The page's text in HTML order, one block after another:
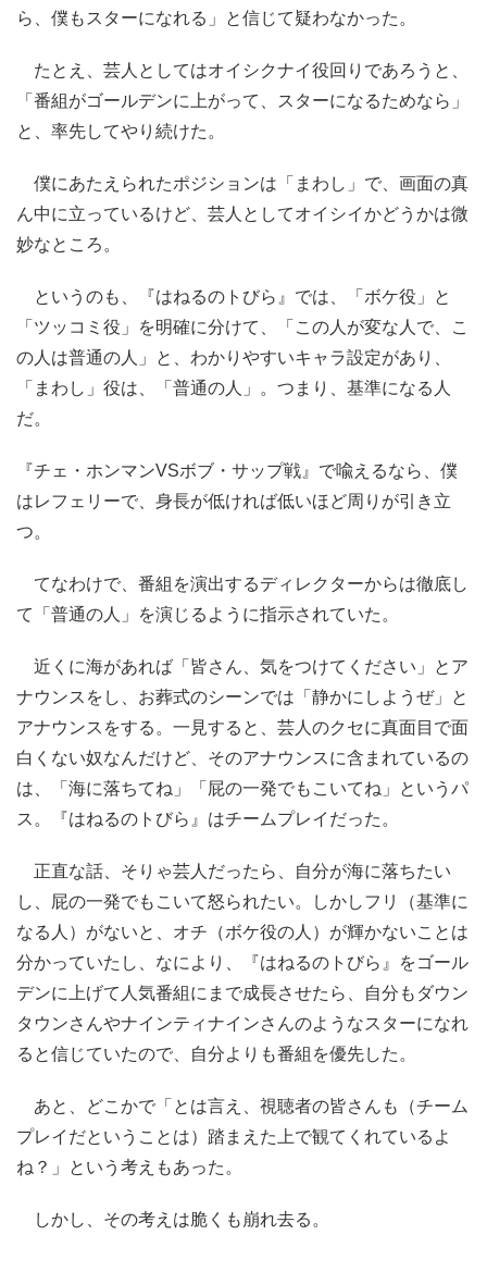
ら、僕もスターになれる」と信じて疑わなかった。
たとえ、芸人としてはオイシクナイ役回りであろうと、
「番組がゴールデンに上がって、スターになるためなら」
と、率先してやり続けた。
僕にあたえられたポジションは「まわし」で、画面の真
ん中に立っているけど、芸人としてオイシイかどうかは微
妙なところ。
というのも、『はねるのトびら』では、「ボケ役」と
「ツッコミ役」を明確に分けて、「この人が変な人で、こ
の人は普通の人」と、わかりやすいキャラ設定があり、
「まわし」役は、「普通の人」。つまり、基準になる人
だ。
『チェ・ホンマンVSボブ・サップ戦』で喩えるなら、僕
はレフェリーで、身長が低ければ低いほど周りが引き立
つ。
てなわけで、番組を演出するディレクターからは徹底し
て「普通の人」を演じるように指示されていた。
近くに海があれば「皆さん、気をつけてください」とア
ナウンスをし、お葬式のシーンでは「静かにしようぜ」と
アナウンスをする。一見すると、芸人のクセに真面目で面
白くない奴なんだけど、そのアナウンスに含まれているの
は、「海に落ちてね」「屁の一発でもこいてね」というパ
ス。『はねるのトびら』はチームプレイだった。
正直な話、そりゃ芸人だったら、自分が海に落ちたい
し、屁の一発でもこいて怒られたい。しかしフリ（基準に
なる人）がないと、オチ（ボケ役の人）が輝かないことは
分かっていたし、なにより、『はねるのトびら』をゴール
デンに上げて人気番組にまで成長させたら、自分もダウン
タウンさんやナインティナインさんのようなスターになれ
ると信じていたので、自分よりも番組を優先した。
あと、どこかで「とは言え、視聴者の皆さんも（チーム
プレイだということは）踏まえた上で観てくれているよ
ね？」という考えもあった。
しかし、その考えは脆くも崩れ去る。